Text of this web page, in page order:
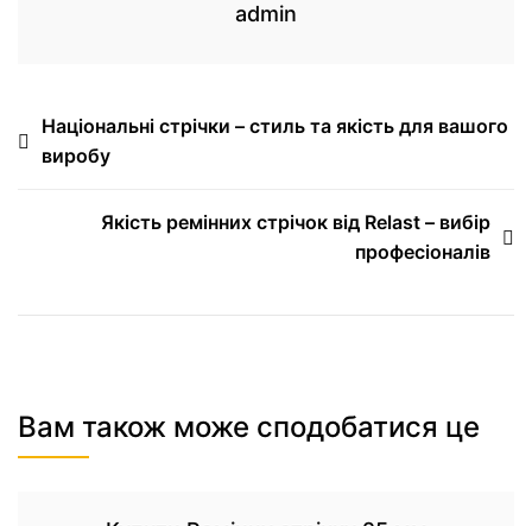
admin
Національні стрічки – стиль та якість для вашого
виробу
Якість ремінних стрічок від Relast – вибір
професіоналів
Вам також може сподобатися це